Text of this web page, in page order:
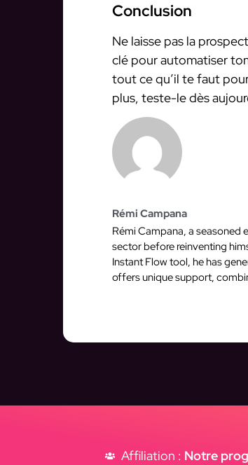
Conclusion
Ne laisse pas la
clé pour automatiser
tout ce qu’il te faut
plus, teste-le dès
Rémi Campana
Rémi Campana, a seasoned
sector before reinventing
Instant Flow tool, he has
offers unique support,
Affiliation : Notre